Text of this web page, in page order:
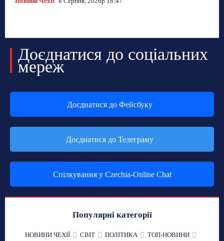
Доєднатися до соціальних
мереж
Доєднатися до Фейсбуку
Доєднатися до Телеграму
Спілкування у Czechia-Online Chat
Популярні категорії
НОВИНИ ЧЕХІЇ СВІТ ПОЛІТИКА
ТОП-НОВИНИ